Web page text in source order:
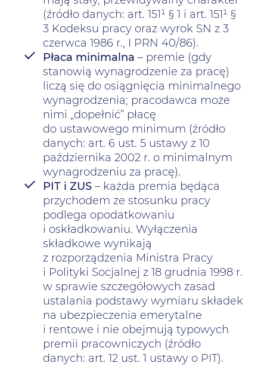
(źródło danych: art. 151¹ § 1 i art. 151¹ §
3 Kodeksu pracy oraz wyrok SN z 3
czerwca 1986 r., I PRN 40/86).
Płaca minimalna – premie (gdy
stanowią wynagrodzenie za pracę)
liczą się do osiągnięcia minimalnego
wynagrodzenia; pracodawca może
nimi „dopełnić” płacę
do ustawowego minimum (źródło
danych: art. 6 ust. 5 ustawy z 10
października 2002 r. o minimalnym
wynagrodzeniu za pracę).
PIT i ZUS – każda premia będąca
przychodem ze stosunku pracy
podlega opodatkowaniu
i oskładkowaniu. Wyłączenia
składkowe wynikają
z rozporządzenia Ministra Pracy
i Polityki Socjalnej z 18 grudnia 1998 r.
w sprawie szczegółowych zasad
ustalania podstawy wymiaru składek
na ubezpieczenia emerytalne
i rentowe i nie obejmują typowych
premii pracowniczych (źródło
danych: art. 12 ust. 1 ustawy o PIT).